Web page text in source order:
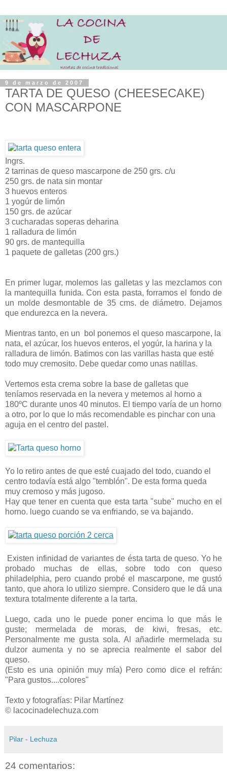
9 de marzo de 2007
TARTA DE QUESO (CHEESECAKE)
CON MASCARPONE
Ingrs.
2 tarrinas de queso mascarpone de 250 grs. c/u
250 grs. de nata sin montar
3 huevos enteros
1 yogúr de limón
150 grs. de azúcar
3 cucharadas soperas deharina
1 ralladura de limón
90 grs. de mantequilla
1 paquete de galletas (200 grs.)
En primer lugar, molemos las galletas y las mezclamos con
la mantequilla funida. Con esta pasta, forramos el fondo de
un molde desmontable de 35 cms. de diámetro. Dejamos
que endurezca en la nevera.
Mientras tanto, en un bol ponemos el queso mascarpone, la
nata, el azúcar, los huevos enteros, el yogúr, la harina y la
ralladura de limón. Batimos con las varillas hasta que esté
todo muy cremosito. Debe quedar como unas natillas.
Vertemos esta crema sobre la base de galletas que
teníamos reservada en la nevera y metemos al horno a
180ºC durante unos 40 minutos. El tiempo varía de un horno
a otro, por lo que lo más recomendable es pinchar con una
aguja en el centro del pastel.
Yo lo retiro antes de que esté cuajado del todo, cuando el
centro todavía está algo "temblón". De esta forma queda
muy cremoso y más jugoso.
Hay que tener en cuenta que esta tarta "sube" mucho en el
horno. luego cuando se va enfriando, se va bajando.
Existen infinidad de variantes de ésta tarta de queso. Yo he
probado muchas de ellas, sobre todo con queso
philadelphia, pero cuando probé el mascarpone, me gustó
tanto, que ahora lo utilizo siempre. Considero que le dá una
textura totalmente diferente a la tarta.
Luego, cada uno le puede poner encima lo que más le
guste; mermelada de moras, de kiwi, fresas, etc.
Personalmente me gusta sola. Al añadirle mermelada su
dulzor aumenta y no se aprecia realmente el sabor del
queso.
(Esto es una opinión muy mía) Pero como dice el refrán:
"Para gustos....colores"
Texto y fotografías: Pilar Martínez
© lacocinadelechuza.com
Pilar - Lechuza
24 comentarios: